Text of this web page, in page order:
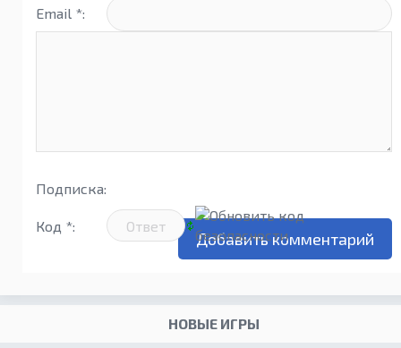
Email *:
Подписка:
Код *:
НОВЫЕ ИГРЫ